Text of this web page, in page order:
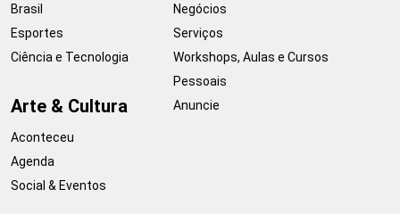
Brasil
Esportes
Ciência e Tecnologia
Arte & Cultura
Aconteceu
Agenda
Social & Eventos
Negócios
Serviços
Workshops, Aulas e Cursos
Pessoais
Anuncie